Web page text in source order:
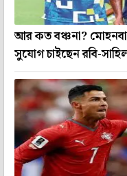
আর কত বঞ্চনা?
সুযোগ চাইছেন রবি-